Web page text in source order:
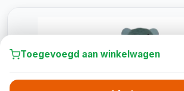
Toegevoegd aan winkelwagen